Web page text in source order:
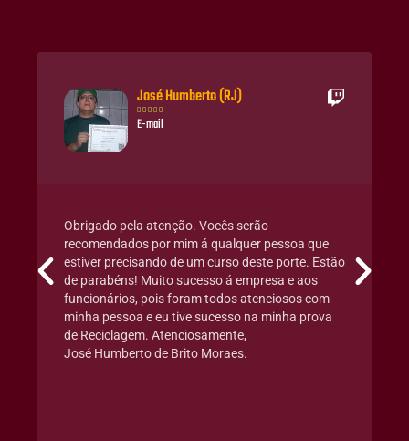
José Humberto (RJ)
    
E-mail
Obrigado pela atenção. Vocês serão
recomendados por mim á qualquer pessoa que
estiver precisando de um curso deste porte. Estão
de parabéns! Muito sucesso á empresa e aos
funcionários, pois foram todos atenciosos com
minha pessoa e eu tive sucesso na minha prova
de Reciclagem. Atenciosamente,
José Humberto de Brito Moraes.